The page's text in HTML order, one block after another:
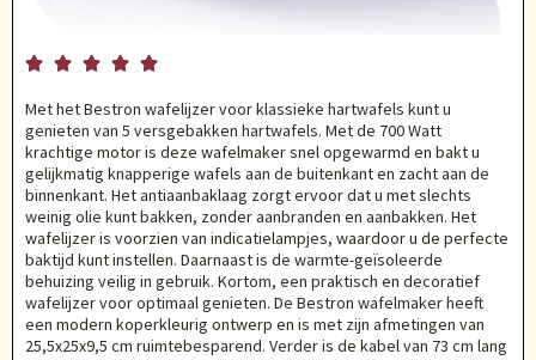
    
Met het Bestron wafelijzer voor klassieke hartwafels kunt u
genieten van 5 versgebakken hartwafels. Met de 700 Watt
krachtige motor is deze wafelmaker snel opgewarmd en bakt u
gelijkmatig knapperige wafels aan de buitenkant en zacht aan de
binnenkant. Het antiaanbaklaag zorgt ervoor dat u met slechts
weinig olie kunt bakken, zonder aanbranden en aanbakken. Het
wafelijzer is voorzien van indicatielampjes, waardoor u de perfecte
baktijd kunt instellen. Daarnaast is de warmte-geïsoleerde
behuizing veilig in gebruik. Kortom, een praktisch en decoratief
wafelijzer voor optimaal genieten. De Bestron wafelmaker heeft
een modern koperkleurig ontwerp en is met zijn afmetingen van
25,5x25x9,5 cm ruimtebesparend. Verder is de kabel van 73 cm lang